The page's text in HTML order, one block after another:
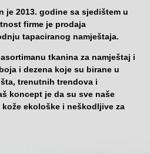
je 2013. godine sa sjedištem u
firme je prodaja
tapaciranog namještaja.
tkanina za namještaj i
i dezena koje su birane u
trenutnih trendova i
koncept je da su sve naše
ekološke i neškodljive za